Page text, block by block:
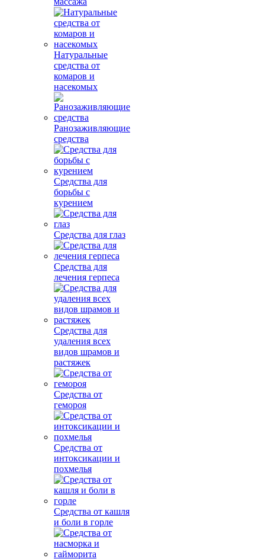
Натуральные
средства от
комаров и
насекомых
Ранозаживляющие
средства
Средства для
борьбы с
курением
Средства для глаз
Средства для
лечения герпеса
Средства для
удаления всех
видов шрамов и
растяжек
Средства от
гемороя
Средства от
интоксикации и
похмелья
Средства от кашля
и боли в горле